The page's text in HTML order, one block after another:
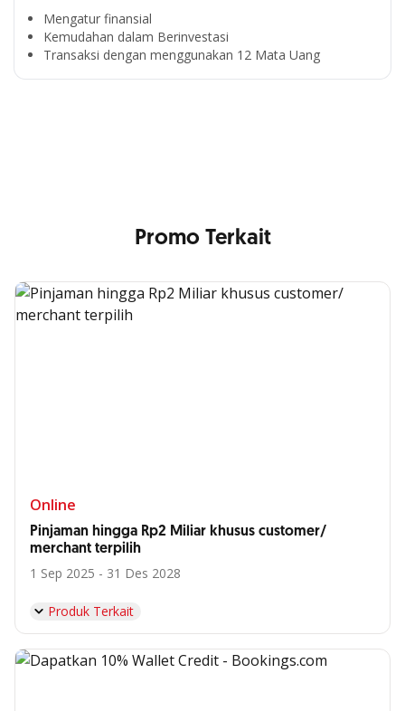
Mengatur finansial
Kemudahan dalam Berinvestasi
Transaksi dengan menggunakan 12 Mata Uang
Segala Kemudahan Ada
di Satu Genggaman
Promo Terkait
Online
Pinjaman hingga Rp2 Miliar khusus customer/
merchant terpilih
1 Sep 2025 - 31 Des 2028
Produk Terkait